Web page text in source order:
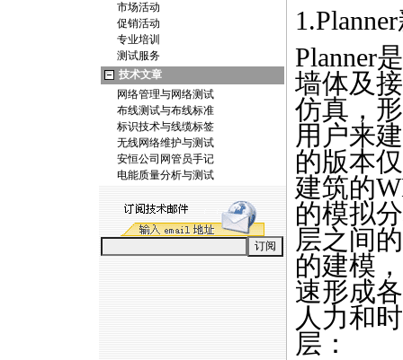
市场活动
促销活动
专业培训
测试服务
技术文章
网络管理与网络测试
布线测试与布线标准
标识技术与线缆标签
无线网络维护与测试
安恒公司网管员手记
电能质量分析与测试
Planner
墙体及
仿真，
用户来
的版本
建筑的
的模拟
层之间
的建模
速形成
人力和
层：